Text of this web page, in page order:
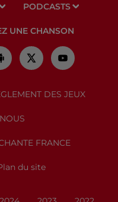
PODCASTS
UNE CHANSON
DES JEUX
FRANCE
du site